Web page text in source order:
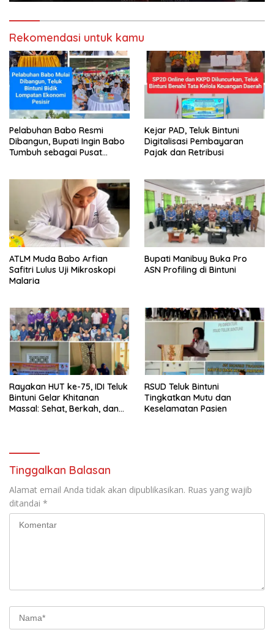
Rekomendasi untuk kamu
Pelabuhan Babo Resmi
Dibangun, Bupati Ingin Babo
Tumbuh sebagai Pusat
Kejar PAD, Teluk Bintuni
Digitalisasi Pembayaran
Pajak dan Retribusi
ATLM Muda Babo Arfian
Safitri Lulus Uji Mikroskopi
Malaria
Bupati Manibuy Buka Pro
ASN Profiling di Bintuni
Rayakan HUT ke-75, IDI Teluk
Bintuni Gelar Khitanan
Massal: Sehat, Berkah, dan
RSUD Teluk Bintuni
Tingkatkan Mutu dan
Keselamatan Pasien
Tinggalkan Balasan
Alamat email Anda tidak akan dipublikasikan. Ruas yang wajib
ditandai *